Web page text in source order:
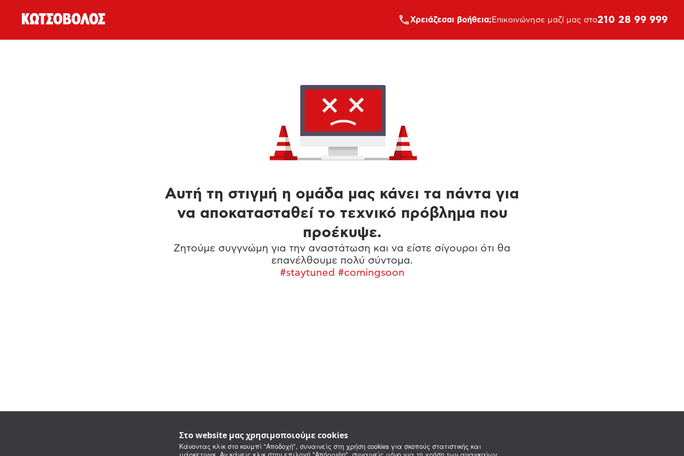
Στο website μας χρησιμοποιούμε cookies
Κάνοντας κλικ στο κουμπί "Αποδοχή", συναινείς στη χρήση cookies για σκοπούς στατιστικής και
Xρειάζεσαι βοήθεια; Επικοινώνησε μαζί μας στο210 28 99 999
Αυτή τη στιγμή η ομάδα μας κάνει τα πάντα για
να αποκατασταθεί το τεχνικό πρόβλημα που
προέκυψε.
Ζητούμε συγγνώμη για την αναστάτωση και να είστε σίγουροι ότι θα
επανέλθουμε πολύ σύντομα.
#staytuned #comingsoon